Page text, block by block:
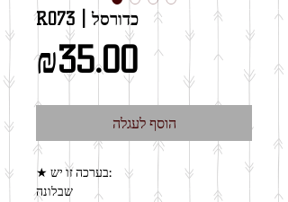
R073 | כדורסל
₪35.00מחיר
הוסף לעגלה
★ בערכה זו יש:
שבלונה